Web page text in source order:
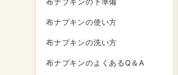
布ナプキンの使い方
布ナプキンの洗い方
布ナプキンのよくあるQ＆A